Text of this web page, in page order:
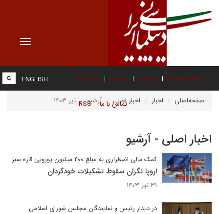
Toggle
صفحه نخست درباره ما عضویت پیوند ها
تماس با ما RSS
ENGLISH
صفحه‌اصلی اخبار اخبار اصلی آرشیو تیر ۱۴۰۳
اخبار اصلی - آرشیو
کمک مالی اضطراری به مبلغ ۴۰۰ میلیون یورویی قاره سبز
اروپا نگران سقوط تشکیلات خودگردان
۳۱ تیر ۱۴۰۳
در دیدار رئیس و نمایندگان مجلس شورای اسلامی